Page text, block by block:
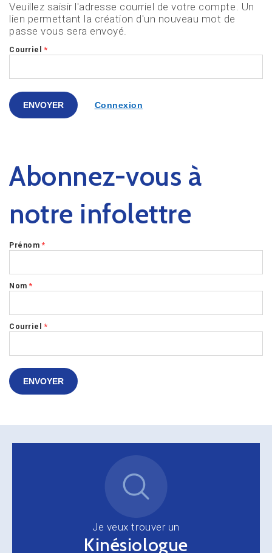
Veuillez saisir l'adresse courriel de votre compte. Un
lien permettant la création d'un nouveau mot de
passe vous sera envoyé.
Courriel *
Connexion
Abonnez-vous à
notre infolettre
Prénom *
Nom *
Courriel *
ENVOYER
Je veux trouver un
Kinésiologue